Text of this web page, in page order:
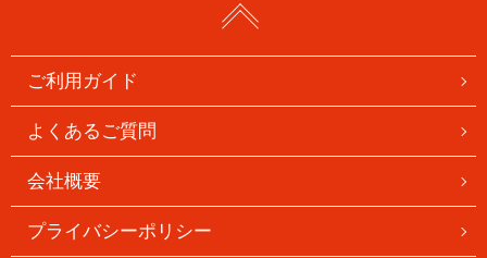
ご利用ガイド
よくあるご質問
会社概要
プライバシーポリシー